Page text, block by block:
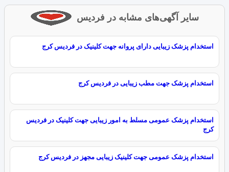
سایر آگهی‌های مشابه در فردیس
استخدام پزشک زیبایی دارای پروانه جهت کلینیک در فردیس کرج
استخدام پزشک جهت مطب زیبایی در فردیس کرج
استخدام پزشک عمومی مسلط به امور زیبایی جهت کلینیک در فردیس
کرج
استخدام پزشک عمومی جهت کلینیک زیبایی مجهز در فردیس کرج